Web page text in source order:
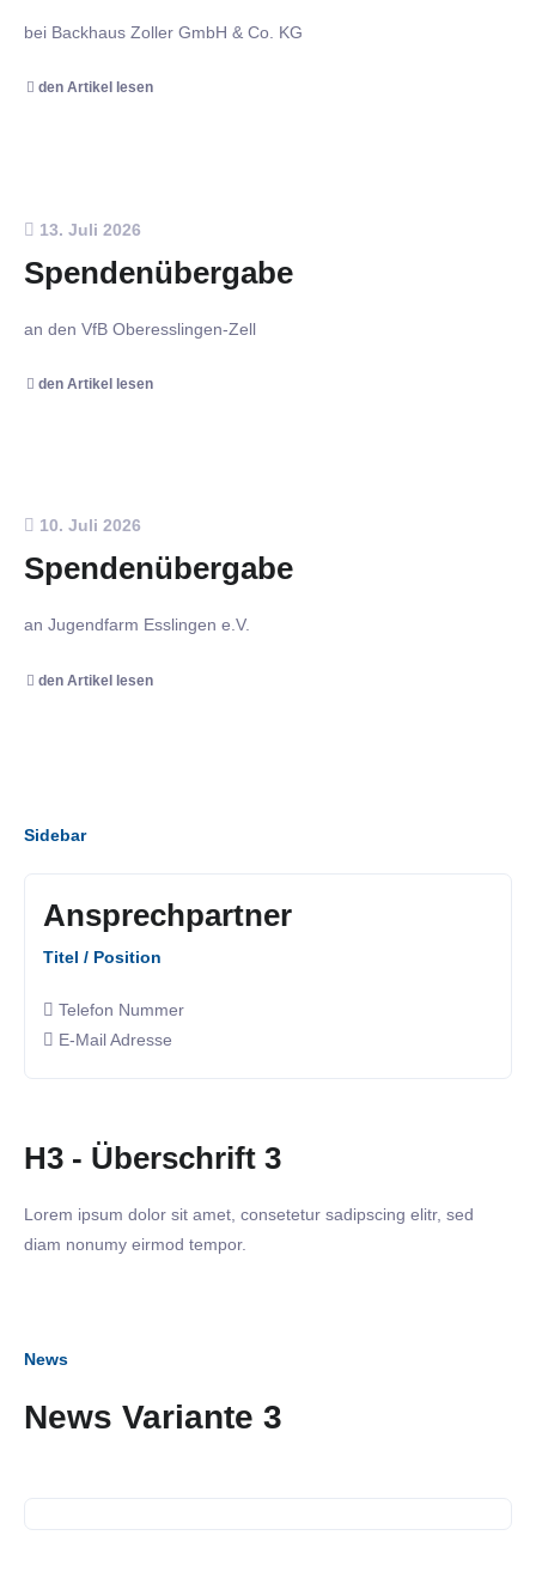
bei Backhaus Zoller GmbH & Co. KG
den Artikel lesen
13. Juli 2026
Spendenübergabe
an den VfB Oberesslingen-Zell
den Artikel lesen
10. Juli 2026
Spendenübergabe
an Jugendfarm Esslingen e.V.
den Artikel lesen
Sidebar
Ansprechpartner
Titel / Position
Telefon Nummer
E-Mail Adresse
H3 - Überschrift 3
Lorem ipsum dolor sit amet, consetetur sadipscing elitr, sed
diam nonumy eirmod tempor.
News
News Variante 3